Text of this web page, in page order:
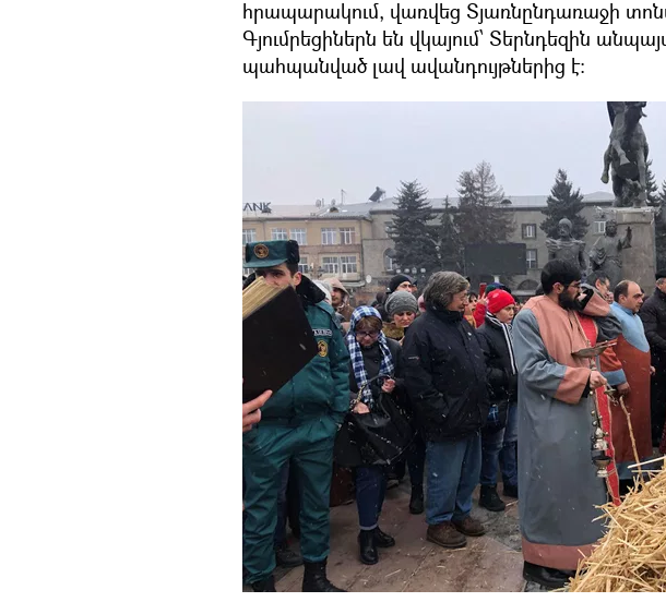
հրապարակում, վառվեց Տյառնընդառաջի
Գյումրեցիներն են վկայում՝ Տերնդեզին
պահպանված լավ ավանդույթներից է: